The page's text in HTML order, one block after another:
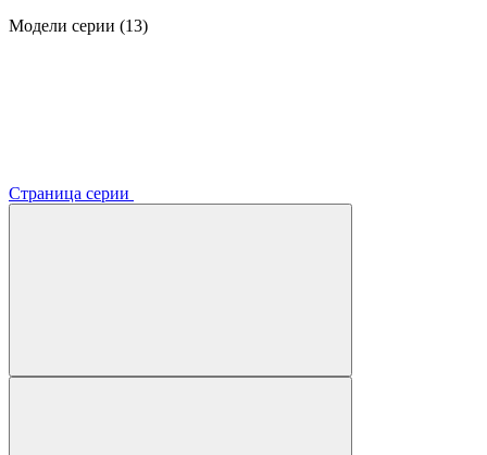
Модели серии (13)
Страница серии